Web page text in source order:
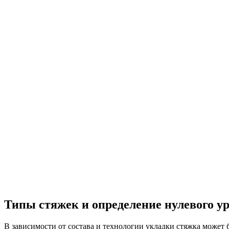
Типы стяжек и определение нулевого
В зависимости от состава и технологии укладки стяжка может